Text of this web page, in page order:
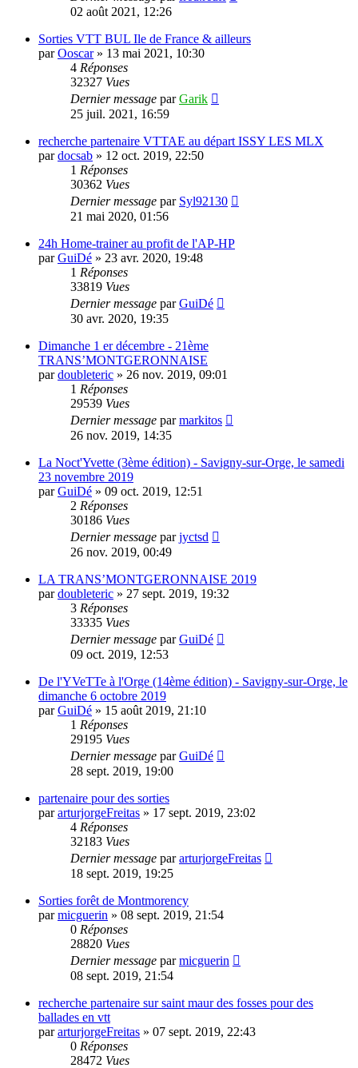
02 août 2021, 12:26
Sorties VTT BUL Ile de France & ailleurs
parOoscar» 13 mai 2021, 10:30
4 Réponses
32327 Vues
Dernier message parGarik
25 juil. 2021, 16:59
recherche partenaire VTTAE au départ ISSY LES MLX
pardocsab » 12 oct. 2019, 22:50
1 Réponses
30362 Vues
Dernier message par Syl92130
21 mai 2020, 01:56
24h Home-trainer au profit de l'AP-HP
parGuiDé » 23 avr. 2020, 19:48
1 Réponses
33819 Vues
Dernier message parGuiDé
30 avr. 2020, 19:35
Dimanche 1 er décembre - 21ème
TRANS’MONTGERONNAISE
pardoubleteric » 26 nov. 2019, 09:01
1 Réponses
29539 Vues
Dernier message parmarkitos
26 nov. 2019, 14:35
La Noct'Yvette (3ème édition) - Savigny-sur-Orge, le samedi
23 novembre 2019
parGuiDé » 09 oct. 2019, 12:51
2 Réponses
30186 Vues
Dernier message parjyctsd
26 nov. 2019, 00:49
LA TRANS’MONTGERONNAISE 2019
pardoubleteric » 27 sept. 2019, 19:32
3 Réponses
33335 Vues
Dernier message parGuiDé
09 oct. 2019, 12:53
De l'YVeTTe à l'Orge (14ème édition) - Savigny-sur-Orge, le
dimanche 6 octobre 2019
parGuiDé » 15 août 2019, 21:10
1 Réponses
29195 Vues
Dernier message parGuiDé
28 sept. 2019, 19:00
partenaire pour des sorties
pararturjorgeFreitas » 17 sept. 2019, 23:02
4 Réponses
32183 Vues
Dernier message pararturjorgeFreitas
18 sept. 2019, 19:25
Sorties forêt de Montmorency
parmicguerin » 08 sept. 2019, 21:54
0 Réponses
28820 Vues
Dernier message parmicguerin
08 sept. 2019, 21:54
recherche partenaire sur saint maur des fosses pour des
ballades en vtt
pararturjorgeFreitas » 07 sept. 2019, 22:43
0 Réponses
28472 Vues